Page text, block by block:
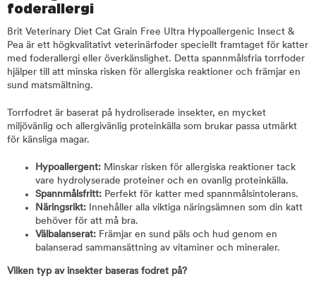
foderallergi
Brit Veterinary Diet Cat Grain Free Ultra Hypoallergenic Insect &
Pea är ett högkvalitativt veterinärfoder speciellt framtaget för katter
med foderallergi eller överkänslighet. Detta spannmålsfria torrfoder
hjälper till att minska risken för allergiska reaktioner och främjar en
sund matsmältning.
Torrfodret är baserat på hydroliserade insekter, en mycket
miljövänlig och allergivänlig proteinkälla som brukar passa utmärkt
för känsliga magar.
Hypoallergent: Minskar risken för allergiska reaktioner tack
vare hydrolyserade proteiner och en ovanlig proteinkälla.
Spannmålsfritt: Perfekt för katter med spannmålsintolerans.
Näringsrikt: Innehåller alla viktiga näringsämnen som din katt
behöver för att må bra.
Välbalanserat: Främjar en sund päls och hud genom en
balanserad sammansättning av vitaminer och mineraler.
Vilken typ av insekter baseras fodret på?